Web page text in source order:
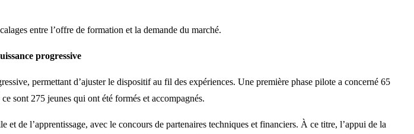
entre l’offre de formation et la demande du marché.
progressive
permettant d’ajuster le dispositif au fil des expériences. Une première phase pilote a concerné 65
sont 275 jeunes qui ont été formés et accompagnés.
de l’apprentissage, avec le concours de partenaires techniques et financiers. À ce titre, l’appui de la